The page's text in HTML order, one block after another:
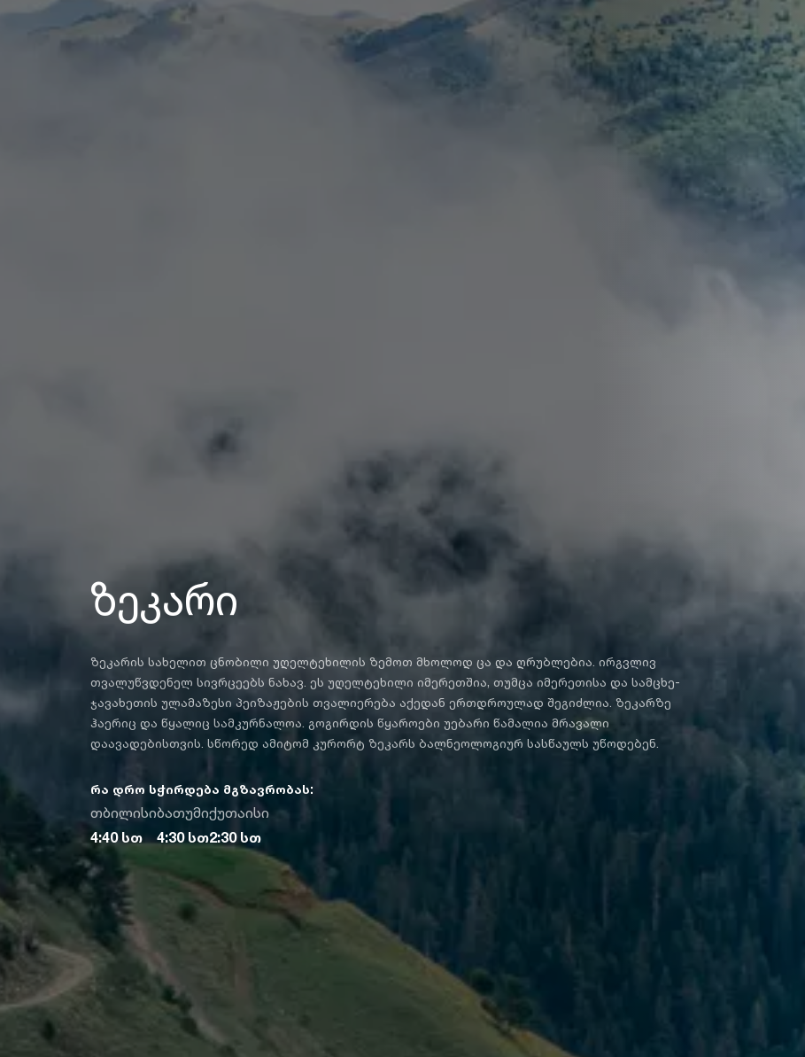
ზეკარი
ზეკარის სახელით ცნობილი უღელტეხილის ზემოთ მხოლოდ ცა და ღრუბლებია. ირგვლივ
თვალუწვდენელ სივრცეებს ნახავ. ეს უღელტეხილი იმერეთშია, თუმცა იმერეთისა და სამცხე-
ჯავახეთის ულამაზესი პეიზაჟების თვალიერება აქედან ერთდროულად შეგიძლია. ზეკარზე
ჰაერიც და წყალიც სამკურნალოა. გოგირდის წყაროები უებარი წამალია მრავალი
დაავადებისთვის. სწორედ ამიტომ კურორტ ზეკარს ბალნეოლოგიურ სასწაულს უწოდებენ.
რა დრო სჭირდება მგზავრობას:
თბილისი
4:40 სთ
ბათუმი
4:30 სთ
ქუთაისი
2:30 სთ